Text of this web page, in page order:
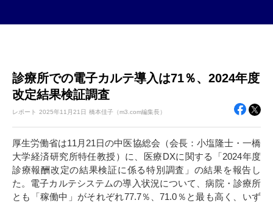
診療所での電子カルテ導入は71％、2024年度
改定結果検証調査
レポート 2025年11月21日 橋本佳子（m3.com編集長）
厚生労働省は11月21日の中医協総会（会長：小塩隆士・一橋
大学経済研究所特任教授）に、医療DXに関する「2024年度
診療報酬改定の結果検証に係る特別調査」の結果を報告し
た。電子カルテシステムの導入状況について、病院・診療所
とも「稼働中」がそれぞれ77.7％、71.0％と最も高く、いず